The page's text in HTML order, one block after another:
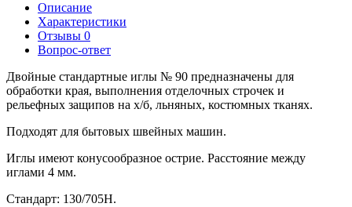
Описание
Характеристики
Отзывы 0
Вопрос-ответ
Двойные стандартные иглы № 90 предназначены для
обработки края, выполнения отделочных строчек и
рельефных защипов на х/б, льняных, костюмных тканях.
Подходят для бытовых швейных машин.
Иглы имеют конусообразное острие. Расстояние между
иглами 4 мм.
Стандарт: 130/705H.